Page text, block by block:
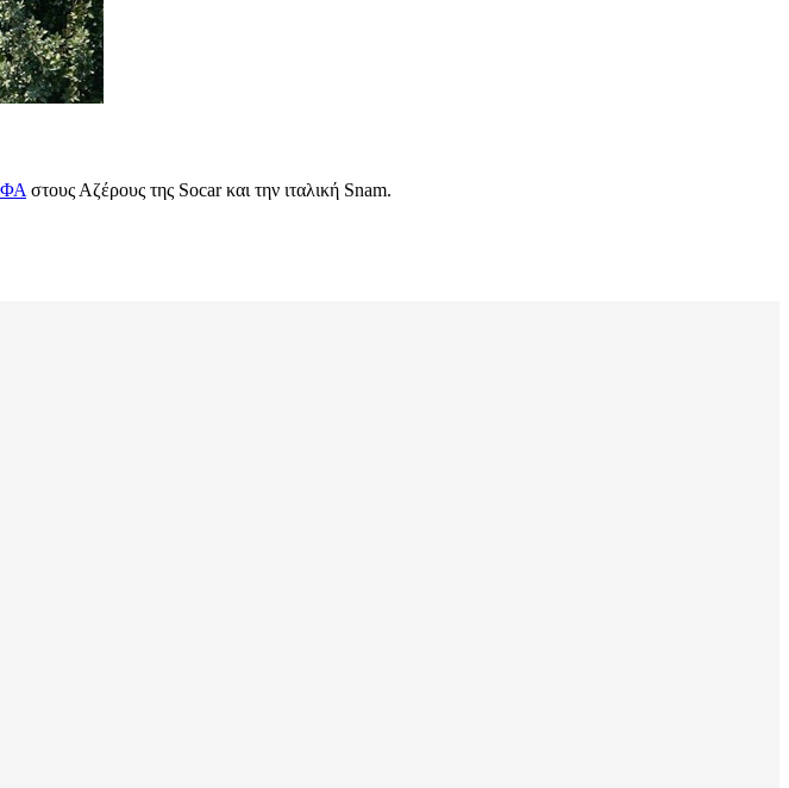
στους Αζέρους της Socar και την ιταλική Snam.